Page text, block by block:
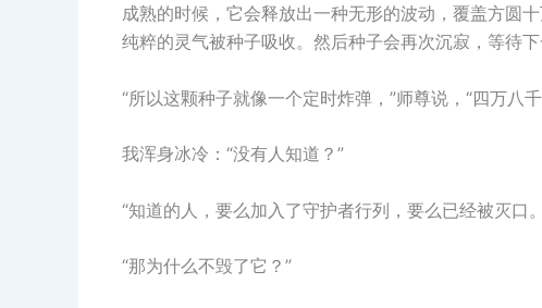
成熟的时候，它会释放出一种无形的波动，覆盖方
纯粹的灵气被种子吸收。然后种子会再次沉寂，等待下
“所以这颗种子就像一个定时炸弹，”师尊说，“四万
我浑身冰冷：“没有人知道？”
“知道的人，要么加入了守护者行列，要么已经被灭口
“那为什么不毁了它？”